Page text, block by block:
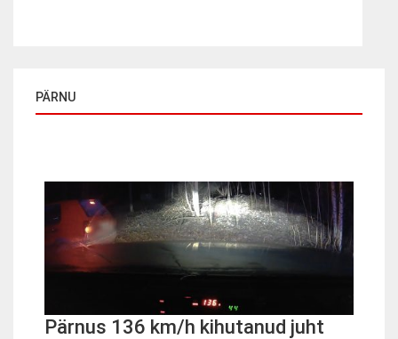
PÄRNU
Pärnus 136 km/h kihutanud juht